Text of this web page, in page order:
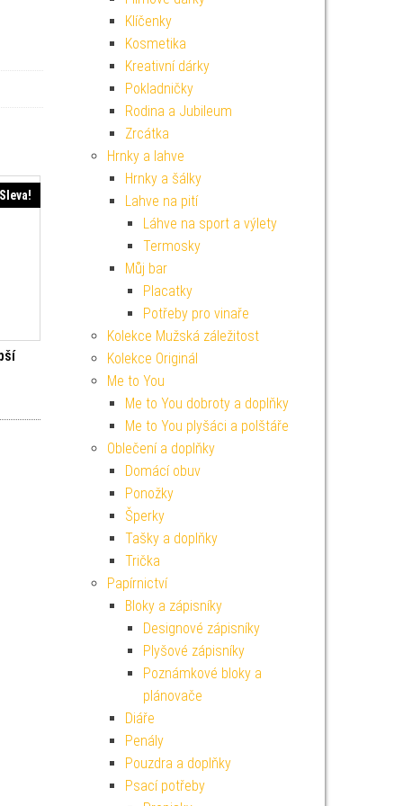
Sleva!
cena byla: 149 Kč.
Aktuální cena je: 134 Kč.
Klíčenky
Kosmetika
Kreativní dárky
Pokladničky
Rodina a Jubileum
Zrcátka
Hrnky a lahve
Hrnky a šálky
Lahve na pití
Láhve na sport a výlety
Termosky
Můj bar
Placatky
Potřeby pro vinaře
Kolekce Mužská záležitost
Kolekce Originál
Me to You
Me to You dobroty a doplňky
Me to You plyšáci a polštáře
Oblečení a doplňky
Domácí obuv
Ponožky
Šperky
Tašky a doplňky
Trička
Papírnictví
Bloky a zápisníky
Designové zápisníky
Plyšové zápisníky
Poznámkové bloky a
plánovače
Diáře
Penály
Pouzdra a doplňky
Psací potřeby